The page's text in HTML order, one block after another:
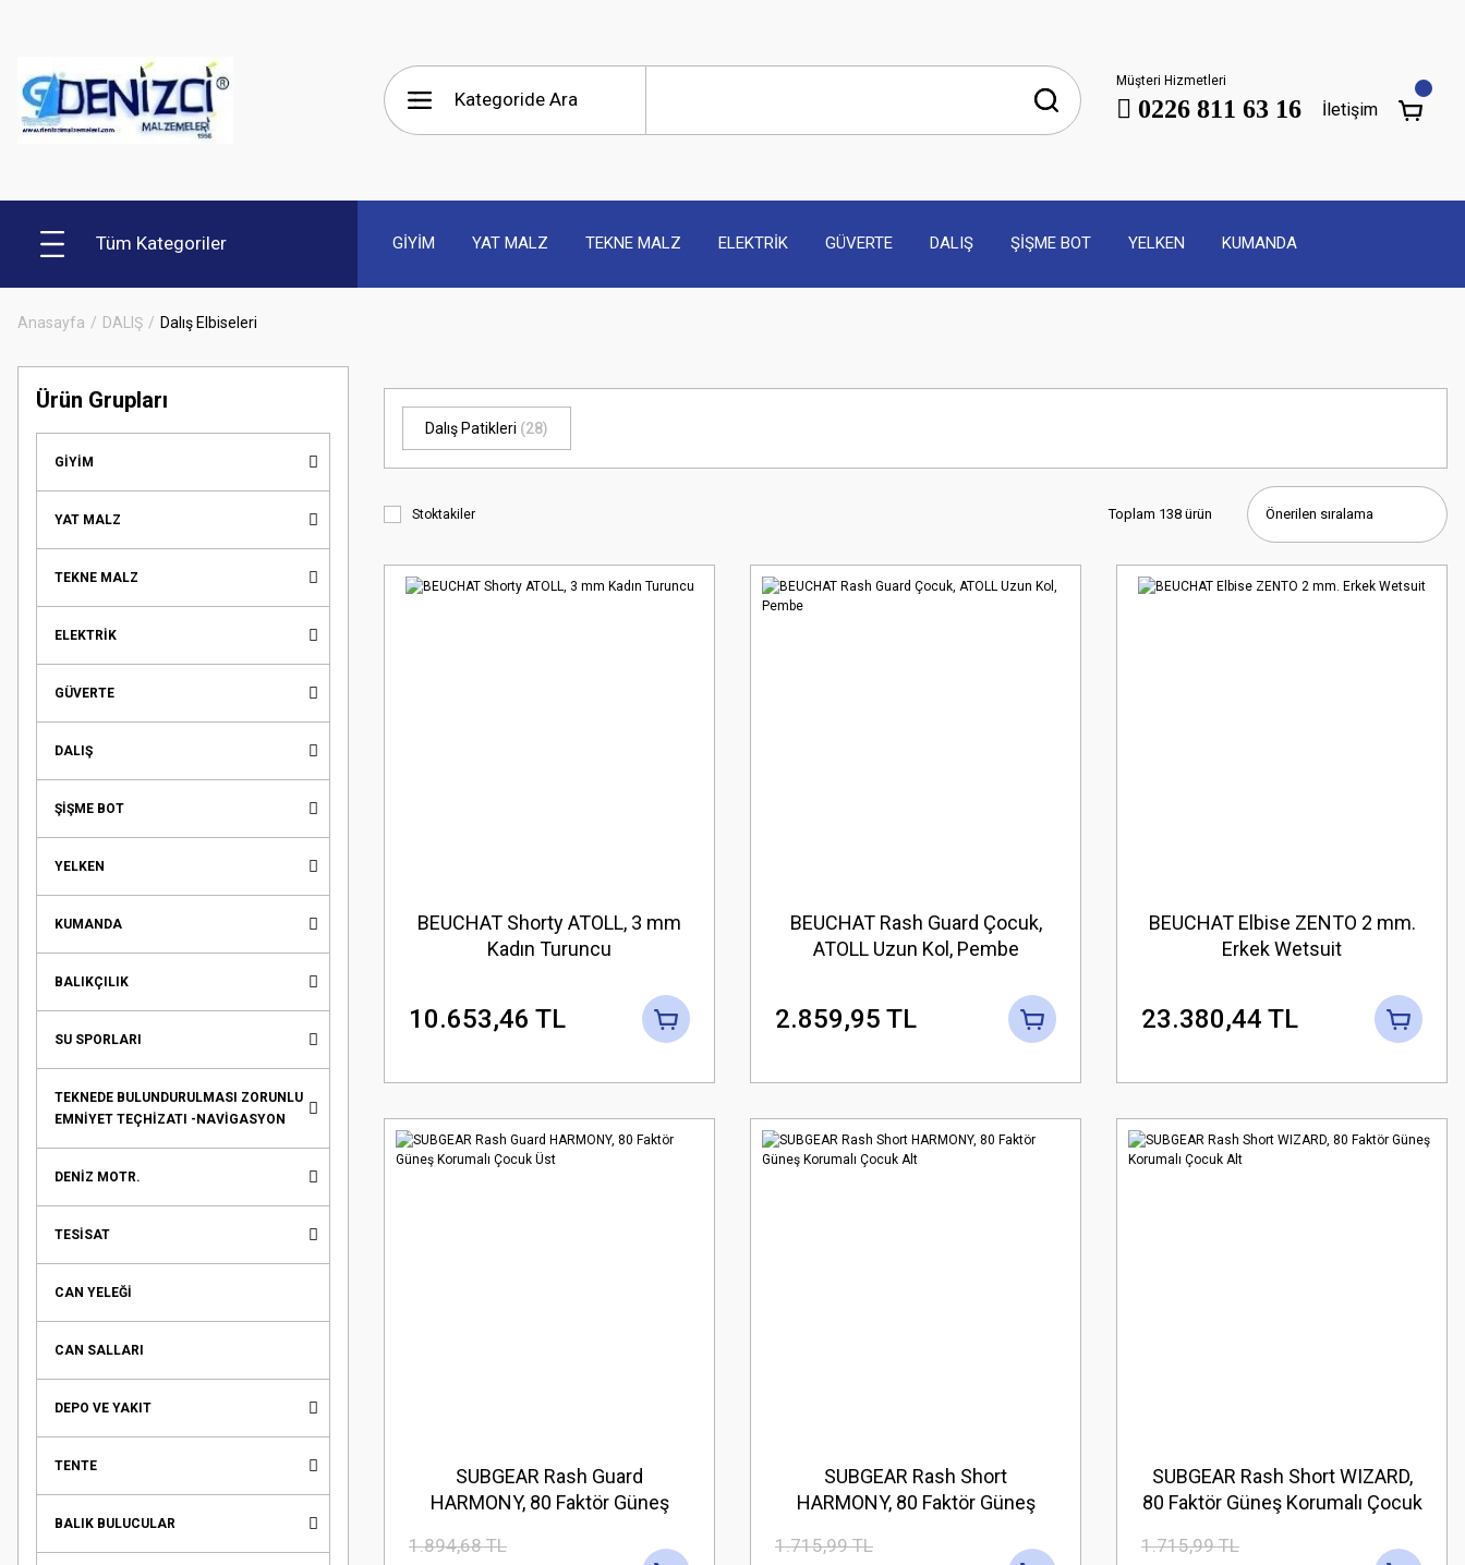
Müşteri Hizmetleri
0226 811 63 16 İletişim
Tüm Kategoriler GİYİM YAT MALZ TEKNE MALZ ELEKTRİK GÜVERTE DALIŞ ŞİŞME BOT YELKEN KUMANDA
Anasayfa DALIŞ Dalış Elbiseleri
Ürün Grupları
GİYİM
YAT MALZ
TEKNE MALZ
ELEKTRİK
GÜVERTE
DALIŞ
ŞİŞME BOT
YELKEN
KUMANDA
BALIKÇILIK
SU SPORLARI
TEKNEDE BULUNDURULMASI ZORUNLU
EMNİYET TEÇHİZATI -NAVİGASYON
DENİZ MOTR.
TESİSAT
CAN YELEĞİ
CAN SALLARI
DEPO VE YAKIT
TENTE
BALIK BULUCULAR
Dalış Patikleri (28)
Stoktakiler Toplam 138 ürün
BEUCHAT Shorty ATOLL, 3 mm
Kadın Turuncu
10.653,46 TL
BEUCHAT Rash Guard Çocuk,
ATOLL Uzun Kol, Pembe
2.859,95 TL
BEUCHAT Elbise ZENTO 2 mm.
Erkek Wetsuit
23.380,44 TL
SUBGEAR Rash Guard
HARMONY, 80 Faktör Güneş
1.894,68 TL
SUBGEAR Rash Short
HARMONY, 80 Faktör Güneş
1.715,99 TL
SUBGEAR Rash Short WIZARD,
80 Faktör Güneş Korumalı Çocuk
1.715,99 TL